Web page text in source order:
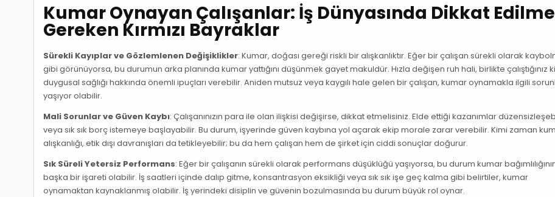
Kumar Oynayan Çalışanlar: İş Dünyasında Dikkat
Gereken Kırmızı Bayraklar
Sürekli Kayıplar ve Gözlemlenen Değişiklikler: Kumar, doğası gereği riskli bir alışkanlıktır. Eğer bir çalışan sürekli olarak
gibi görünüyorsa, bu durumun arka planında kumar yattığını düşünmek gayet makuldür. Hızla değişen ruh hali, birlikte çalıştığınız
duygusal sağlığı hakkında önemli ipuçları verebilir. Aniden mutsuz veya kaygılı hale gelen bir çalışan, kumar oynamakla ilgili
yaşıyor olabilir.
Mali Sorunlar ve Güven Kaybı: Çalışanınızın para ile olan ilişkisi değişirse, dikkat etmelisiniz. Elde ettiği kazanımlar
veya sık sık borç istemeye başlayabilir. Bu durum, işyerinde güven kaybına yol açarak ekip morale zarar verebilir. Kimi zaman
alışkanlığı, etik dışı davranışları da tetikleyebilir; bu da hem çalışan hem de şirket için ciddi sonuçlar doğurur.
Sık Süreli Yetersiz Performans: Eğer bir çalışanın sürekli olarak performans düşüklüğü yaşıyorsa, bu durum kumar
başka bir işareti olabilir. İş saatleri içinde dalıp gitme, konsantrasyon eksikliği veya sık sık işe geç kalma gibi belirtiler, kumar
oynamaktan kaynaklanmış olabilir. İş yerindeki disiplin ve güvenin bozulmasında bu durum büyük rol oynar.